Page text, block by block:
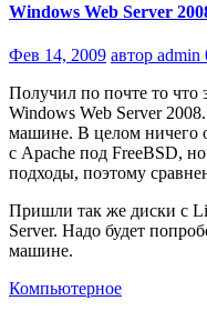
Windows Web Server
Фев 14, 2009 автор admin
Получил по почте то что
Windows Web Server
машине. В целом ничего
с Apache под FreeBSD,
подходы, поэтому
Пришли так же диски с
Server. Надо будет
машине.
Компьютерное